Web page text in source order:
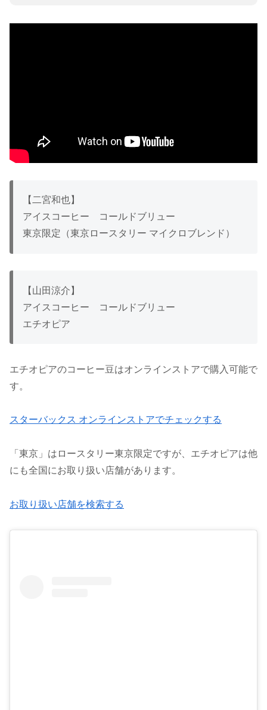
【二宮和也】
アイスコーヒー コールドブリュー
東京限定（東京ロースタリー マイクロブレンド）
【山田涼介】
アイスコーヒー コールドブリュー
エチオピア
エチオピアのコーヒー豆はオンラインストアで購入可能で
す。
スターバックス オンラインストアでチェックする
「東京」はロースタリー東京限定ですが、エチオピアは他
にも全国にお取り扱い店舗があります。
お取り扱い店舗を検索する